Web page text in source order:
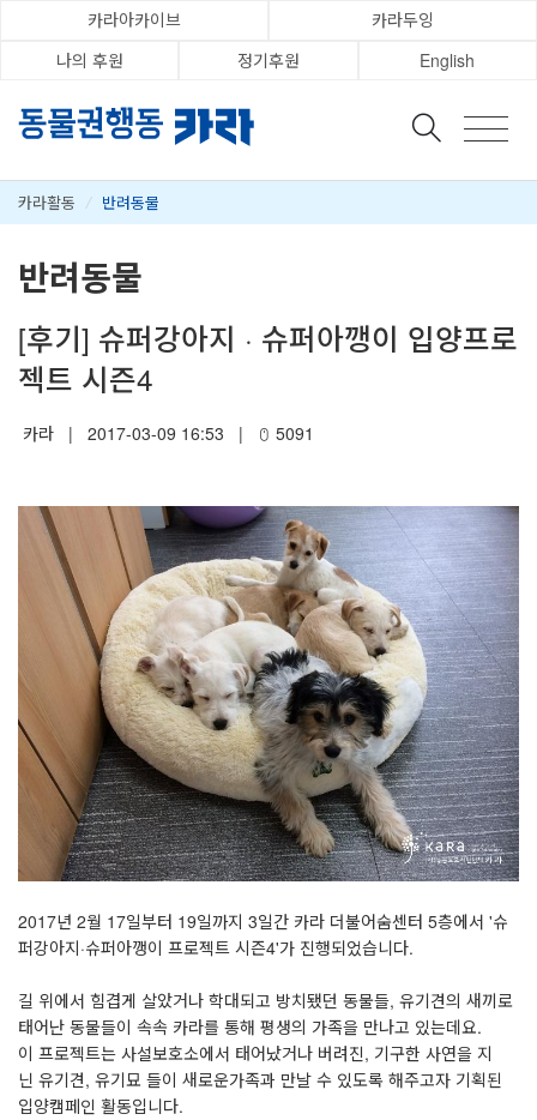
카라아카이브
카라두잉
나의 후원
정기후원 English
카라활동 / 반려동물
반려동물
[후기] 슈퍼강아지 · 슈퍼아깽이 입양프로
젝트 시즌4
카라 | 2017-03-09 16:53 | 5091
2017년 2월 17일부터 19일까지 3일간 카라 더불어숨센터 5층에서 '슈
퍼강아지·슈퍼아깽이 프로젝트 시즌4'가 진행되었습니다.
길 위에서 힘겹게 살았거나 학대되고 방치됐던 동물들, 유기견의 새끼로
태어난 동물들이 속속 카라를 통해 평생의 가족을 만나고 있는데요.
이 프로젝트는 사설보호소에서 태어났거나 버려진, 기구한 사연을 지
닌 유기견, 유기묘 들이 새로운가족과 만날 수 있도록 해주고자 기획된
입양캠페인 활동입니다.